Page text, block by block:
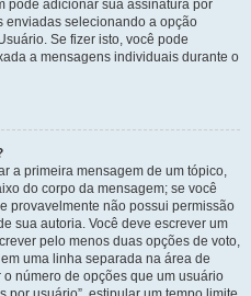
pode adicionar sua assinatura por
enviadas selecionando a opção
Se fizer isto, você pode
a mensagens individuais durante o
a primeira mensagem de um tópico,
do corpo da mensagem; se você
provavelmente não possui permissão
sua autoria. Você deve escrever um
pelo menos duas opções de voto,
uma linha separada na área de
número de opções que um usuário